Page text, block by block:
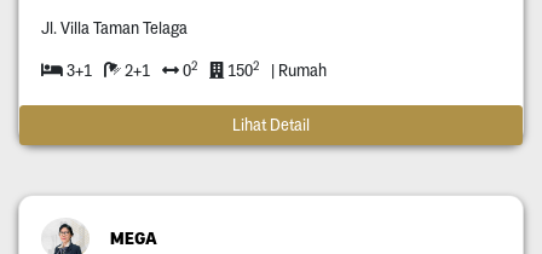
Jl. Villa Taman Telaga
3+1 2+1 02 1502 | Rumah
Lihat Detail
MEGA